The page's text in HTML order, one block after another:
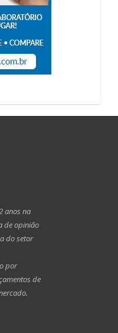
anos na
de opinião
do setor
por
de